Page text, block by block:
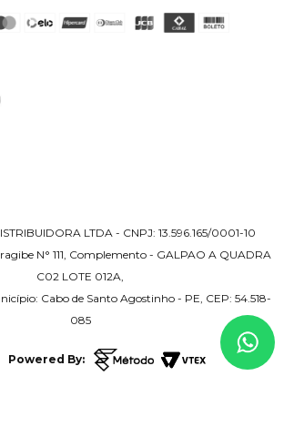
LTDA - CNPJ: 13.596.165/0001-10
N° 111, Complemento - GALPAO A QUADRA
C02 LOTE 012A,
Cabo de Santo Agostinho - PE, CEP: 54.518-
085
Powered By: